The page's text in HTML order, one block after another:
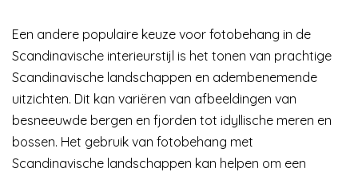
Een andere populaire keuze voor fotobehang in de
Scandinavische interieurstijl is het tonen van prachtige
Scandinavische landschappen en adembenemende
uitzichten. Dit kan variëren van afbeeldingen van
besneeuwde bergen en fjorden tot idyllische meren en
bossen. Het gebruik van fotobehang met
Scandinavische landschappen kan helpen om een